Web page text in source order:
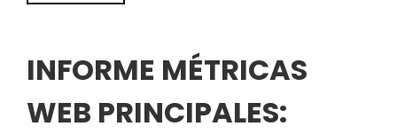
INFORME MÉTRICAS
WEB PRINCIPALES: